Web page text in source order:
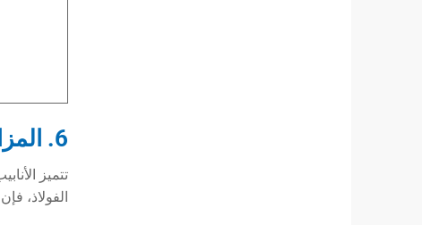
6. المزايا الرئيسية للأنابيب الفولاذية ذات القطر الكبير
تتميز
الفولاذ،